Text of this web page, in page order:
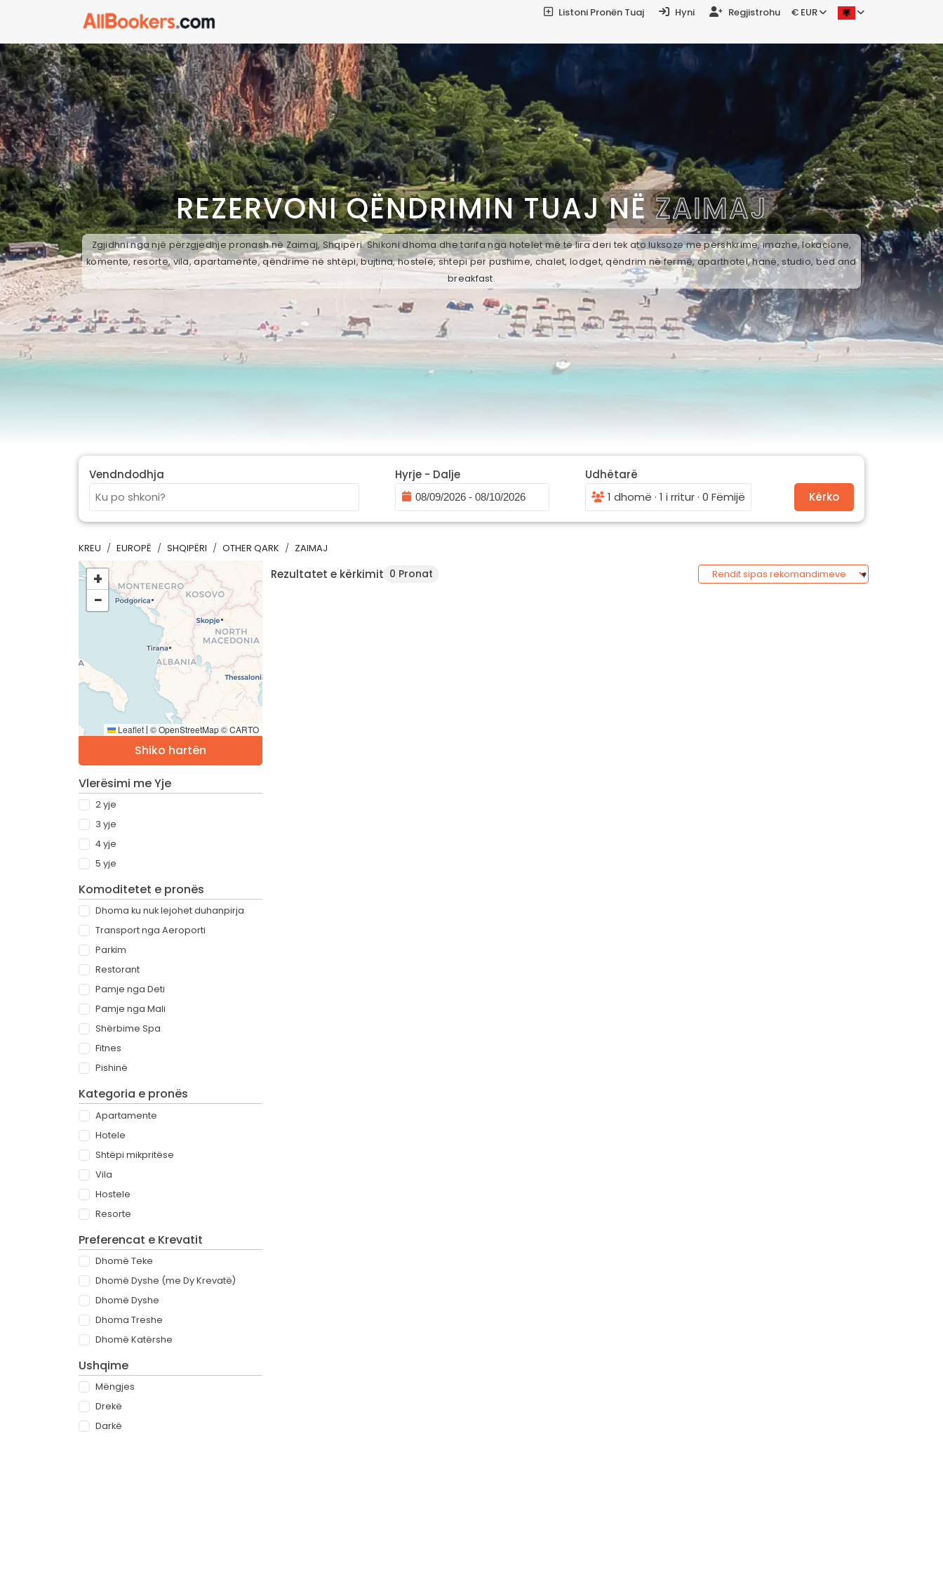
Listoni Pronën Tuaj Hyni Regjistrohu € EUR
REZERVONI QËNDRIMIN TUAJ NËZAIMAJ
Zgjidhni nga një përzgjedhje pronash në Zaimaj, Shqipëri. Shikoni dhoma dhe tarifa nga hotelet më të lira deri tek ato luksoze me përshkrime, imazhe, lokacione,
komente, resorte, vila, apartamente, qëndrime në shtëpi, bujtina, hostele, shtepi per pushime, chalet, lodget, qëndrim në fermë, aparthotel, hanë, studio, bed and
breakfast.
Vendndodhja Hyrje - Dalje
Udhëtarë
1 dhomë · 1 i rritur · 0 Fëmijë
Kërko
KREU EUROPË SHQIPËRI OTHER QARK ZAIMAJ
+
−
Leaflet | © OpenStreetMap © CARTO
Shiko hartën
Vlerësimi me Yje
2 yje
3 yje
4 yje
5 yje
Komoditetet e pronës
Dhoma ku nuk lejohet duhanpirja
Transport nga Aeroporti
Parkim
Restorant
Pamje nga Deti
Pamje nga Mali
Shërbime Spa
Fitnes
Pishinë
Kategoria e pronës
Apartamente
Hotele
Shtëpi mikpritëse
Vila
Hostele
Resorte
Preferencat e Krevatit
Dhomë Teke
Dhomë Dyshe (me Dy Krevatë)
Dhomë Dyshe
Dhoma Treshe
Dhomë Katërshe
Ushqime
Mëngjes
Drekë
Darkë
Rezultatet e kërkimit 0 Pronat